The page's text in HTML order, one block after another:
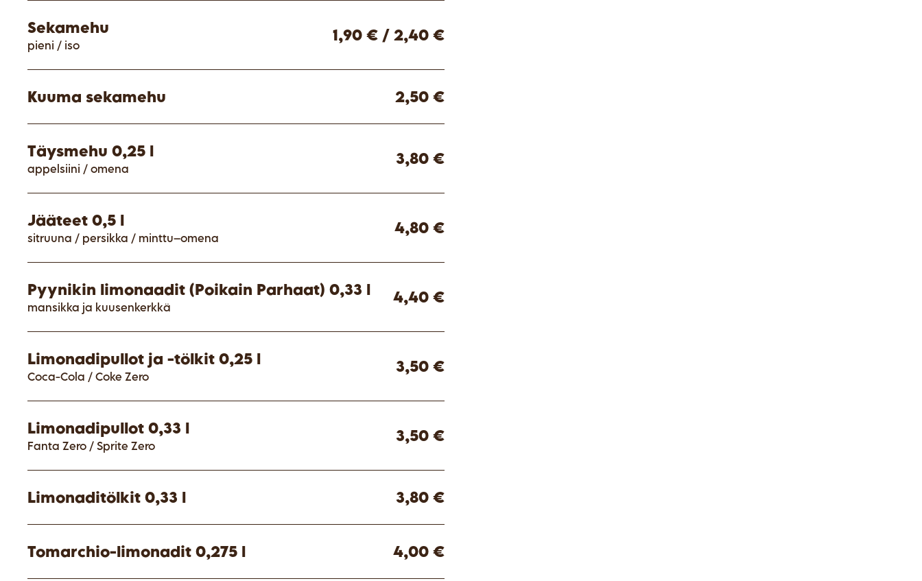
Sekamehu
pieni / iso
1,90 € / 2,40 €
Kuuma sekamehu 2,50 €
Täysmehu 0,25 l
appelsiini / omena
3,80 €
Jääteet 0,5 l
sitruuna / persikka / minttu–omena
4,80 €
Pyynikin limonaadit (Poikain Parhaat) 0,33 l
mansikka ja kuusenkerkkä
4,40 €
Limonadipullot ja -tölkit 0,25 l
Coca-Cola / Coke Zero
3,50 €
Limonadipullot 0,33 l
Fanta Zero / Sprite Zero
3,50 €
Limonaditölkit 0,33 l 3,80 €
Tomarchio-limonadit 0,275 l 4,00 €